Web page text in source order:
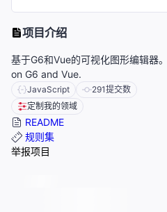
项目介绍
基于G6和Vue的可视化图形编辑器
on G6 and Vue.
JavaScript 291提交数
定制我的领域
README
规则集
举报项目